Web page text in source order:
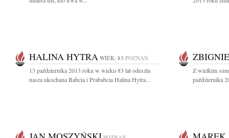
HALINA HYTRA WIEK: 83 POZNAŃ
13 października 2013 roku w wieku 83 lat odeszła
nasza ukochana Babcia i Prababcia Halina Hytra...
Z wielkim
października